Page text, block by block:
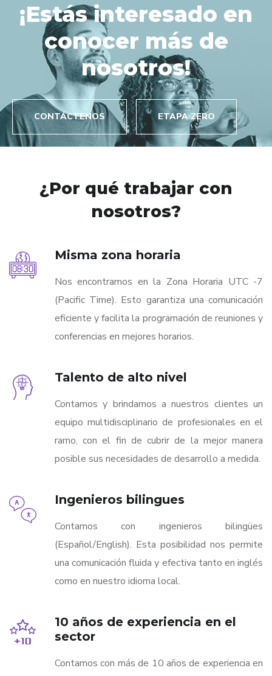
¡Estás interesado en
conocer más de
nosotros!
CONTÁCTENOS ETAPA ZERO
¿Por qué trabajar con
nosotros?
Misma zona horaria
Nos encontramos en la Zona Horaria UTC -7
(Pacific Time). Esto garantiza una comunicación
eficiente y facilita la programación de reuniones y
conferencias en mejores horarios.
Talento de alto nivel
Contamos y brindamos a nuestros clientes un
equipo multidisciplinario de profesionales en el
ramo, con el fin de cubrir de la mejor manera
posible sus necesidades de desarrollo a medida.
Ingenieros bilingues
Contamos con ingenieros bilingües
(Español/English). Esta posibilidad nos permite
una comunicación fluida y efectiva tanto en inglés
como en nuestro idioma local.
10 años de experiencia en el
sector
Contamos con más de 10 años de experiencia en